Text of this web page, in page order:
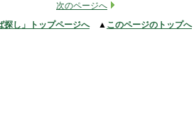
次のページへ
探し」トップページへ▲ このページのトップへ